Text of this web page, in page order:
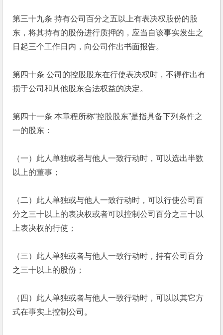
第三十九条 持有公司百分之五以上有表决权股份的股
东，将其持有的股份进行质押的，应当自该事实发生之
日起三个工作日内，向公司作出书面报告。
第四十条 公司的控股股东在行使表决权时，不得作出有
损于公司和其他股东合法权益的决定。
第四十一条 本章程所称“控股股东”是指具备下列条件之
一的股东：
（一）此人单独或者与他人一致行动时，可以选出半数
以上的董事；
（二）此人单独或与他人一致行动时，可以行使公司百
分之三十以上的表决权或者可以控制公司百分之三十以
上表决权的行使；
（三）此人单独或者与他人一致行动时，持有公司百分
之三十以上的股份；
（四）此人单独或者与他人一致行动时，可以以其它方
式在事实上控制公司。